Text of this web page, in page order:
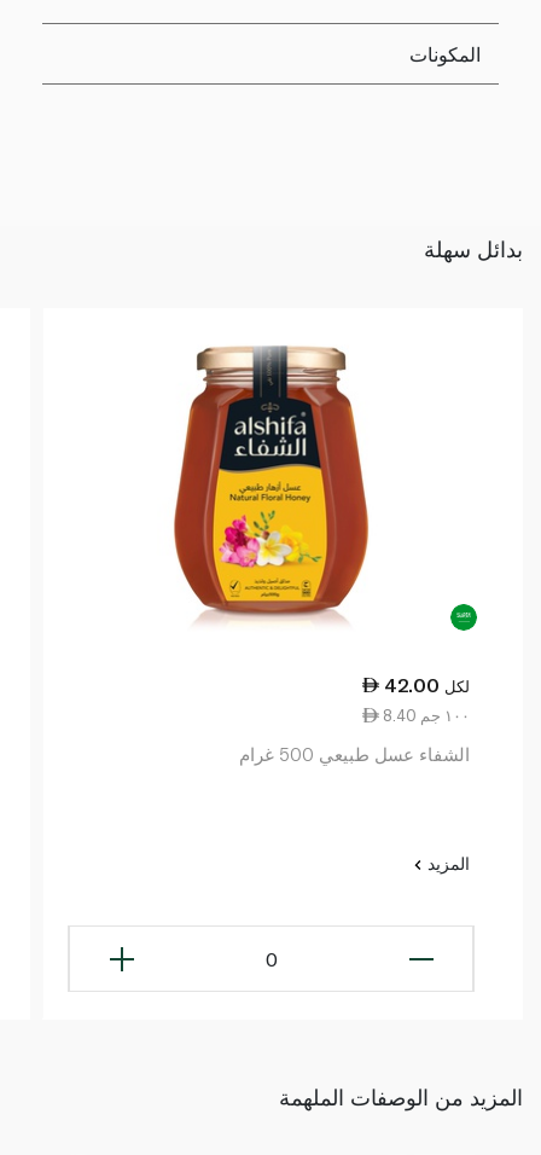
المكونات
بدائل سهلة
42.00 لكل
8.40 ١٠٠ جم
الشفاء عسل طبيعي 500 غرام
المزيد
0
المزيد من الوصفات الملهمة